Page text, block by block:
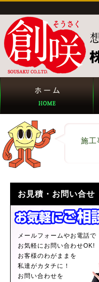
施工
お見積・お問い合せ
メールフォームやお電話で
お気軽にお問い合わせOK!
お客様のわがままを
私達がカタチに！
お問い合わせを